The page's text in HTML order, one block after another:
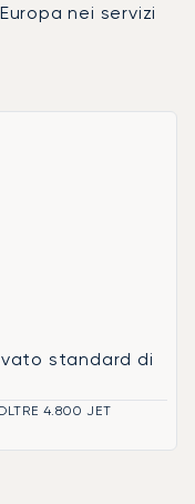
nei servizi
standard di
4.800 JET